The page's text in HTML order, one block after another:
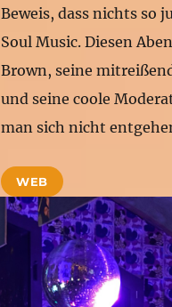
Beweis, dass nichts so
Soul Music. Diesen
Brown, seine
und seine coole
man sich nicht
WEB